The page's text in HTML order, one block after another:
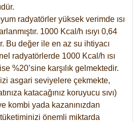
radyatörler yüksek verimde ısı
1000 Kcal/h ısıyı 0,64
Bu değer ile en az su ihtiyacı
radyatörlerde 1000 Kcal/h ısı
%20’sine karşılık gelmektedir.
asgari seviyelere çekmekte,
katacağınız koruyucu sıvı)
kombi yada kazanınızdan
önemli miktarda